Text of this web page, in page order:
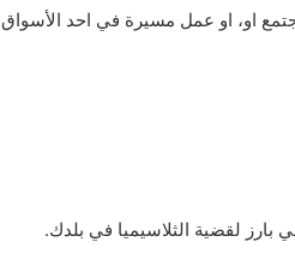
او، او عمل مسيرة في احد الأسواق
بارز لقضية الثلاسيميا في بلدك.